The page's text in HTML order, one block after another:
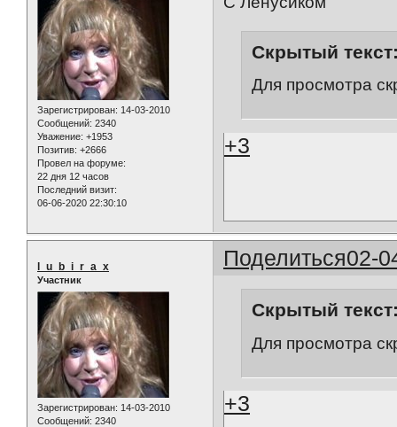
Зарегистрирован: 14-03-2010
Сообщений: 2340
Уважение: +1953
Позитив: +2666
Провел на форуме:
22 дня 12 часов
Последний визит:
06-06-2020 22:30:10
Скрытый
Для просмотра
+3
Поделиться02-
l_u_b_i_r_a_x
Участник
Зарегистрирован: 14-03-2010
Сообщений: 2340
Скрытый
Для просмотра
+3